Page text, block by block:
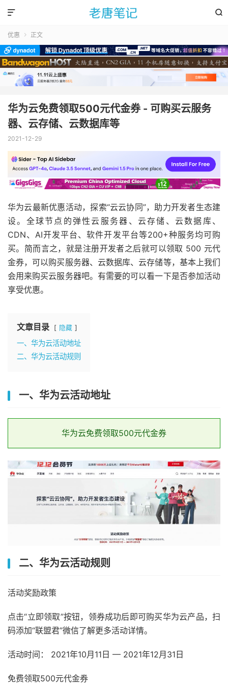


优惠  正文
华为云免费领取500元代金券 - 可购买云服务
器、云存储、云数据库等
2021-12-29
华为云最新优惠活动，探索“云云协同”，助力开发者生态建
设。全球节点的弹性云服务器、云存储、云数据库、
CDN、AI开发平台、软件开发平台等200+种服务均可购
买。简而言之，就是注册开发者之后就可以领取 500 元代
金券，可以购买服务器、云数据库、云存储等，基本上我们
会用来购买云服务器吧。有需要的可以看一下是否参加活动
享受优惠。
文章目录 隐藏
一、华为云活动地址
二、华为云活动规则
一、华为云活动地址
华为云免费领取500元代金券
二、华为云活动规则
活动奖励政策
点击“立即领取”按钮，领券成功后即可购买华为云产品，扫
码添加“联盟君”微信了解更多活动详情。
活动时间： 2021年10月11日 — 2021年12月31日
免费领取500元代金券